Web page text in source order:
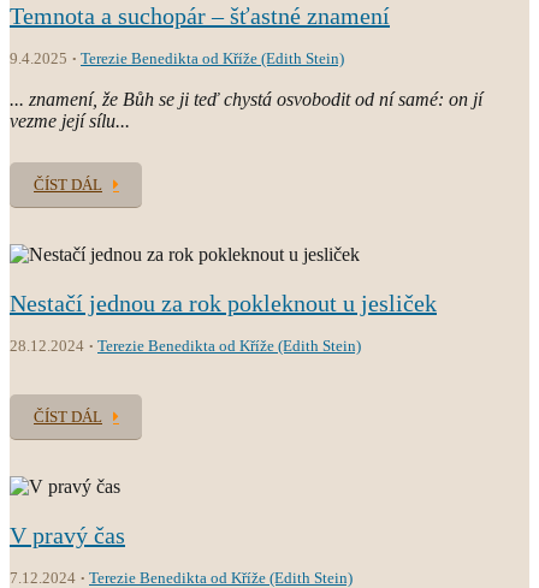
Temnota a suchopár – šťastné znamení
9.4.2025 Terezie Benedikta od Kříže (Edith Stein)
... znamení, že Bůh se ji teď chystá osvobodit od ní samé: on jí
vezme její sílu...
ČÍST DÁL
Nestačí jednou za rok pokleknout u jesliček
28.12.2024 Terezie Benedikta od Kříže (Edith Stein)
ČÍST DÁL
V pravý čas
7.12.2024 Terezie Benedikta od Kříže (Edith Stein)